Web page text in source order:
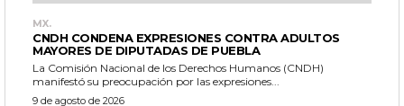
MX.
CNDH CONDENA EXPRESIONES CONTRA ADULTOS
MAYORES DE DIPUTADAS DE PUEBLA
La Comisión Nacional de los Derechos Humanos (CNDH)
manifestó su preocupación por las expresiones...
9 de agosto de 2026